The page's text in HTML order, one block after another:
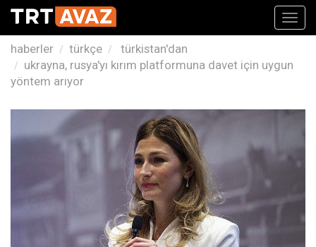
haberler türkçe
türkistan'dan
ukrayna, rusya'yı kırım platformuna davet için uygun
yöntem arıyor